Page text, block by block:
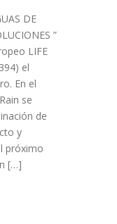
DE
”
LIFE
el
En el
se
de
y
próximo
[…]